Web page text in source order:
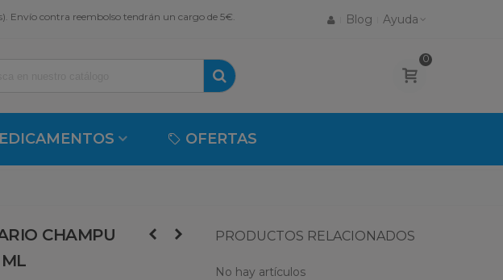
Envío contra reembolso tendrán un cargo de 5€. Blog Ayuda
0
OFERTAS
CHAMPU
PRODUCTOS RELACIONADOS
No hay artículos